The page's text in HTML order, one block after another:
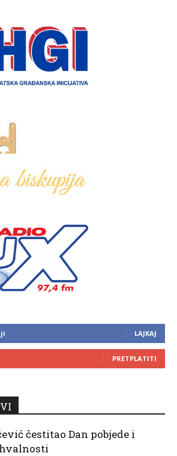
LAJKAJ
PRETPLATITI
čestitao Dan pobjede i